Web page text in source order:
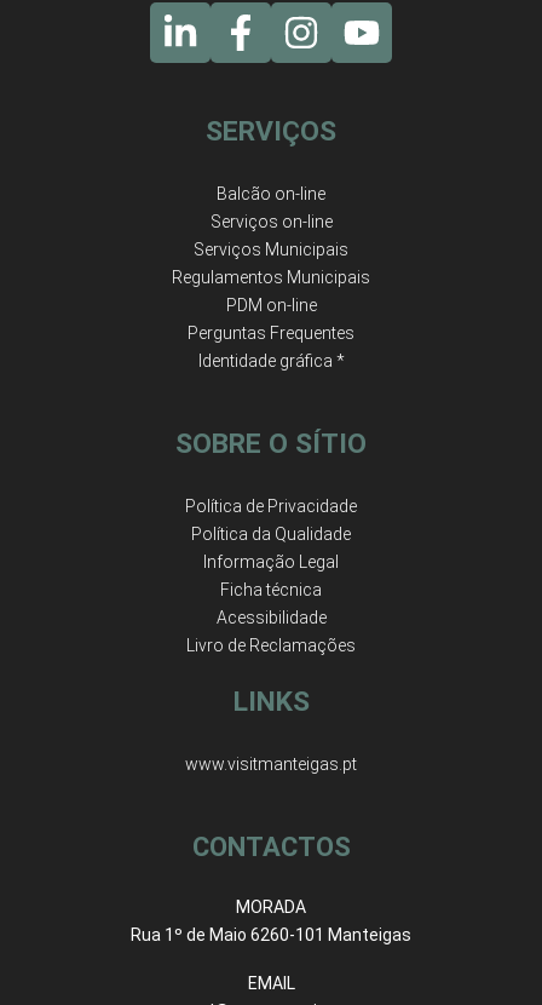
SERVIÇOS
Balcão on-line
Serviços on-line
Serviços Municipais
Regulamentos Municipais
PDM on-line
Perguntas Frequentes
Identidade gráfica *
SOBRE O SÍTIO
Política de Privacidade
Política da Qualidade
Informação Legal
Ficha técnica
Acessibilidade
Livro de Reclamações
LINKS
www.visitmanteigas.pt
CONTACTOS
MORADA
Rua 1º de Maio 6260-101 Manteigas
EMAIL